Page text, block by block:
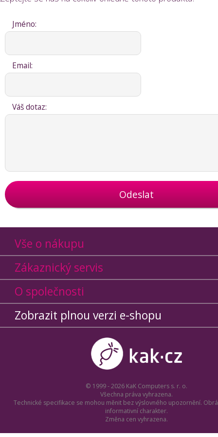
Jméno:
Email:
Váš dotaz:
Odeslat
Vše o nákupu
Zákaznický servis
O společnosti
Zobrazit plnou verzi e-shopu
© 1999 - 2026 KaK Computers s. r. o.
Všechna práva vyhrazena.
Technické specifikace se mohou měnit bez výslovného upozornění.
informativní charakter.
Změna cen vyhrazena.